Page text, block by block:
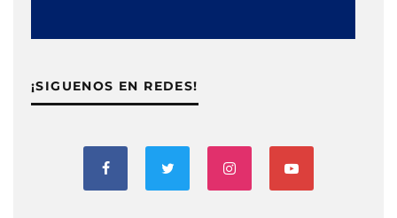
¡SIGUENOS EN REDES!